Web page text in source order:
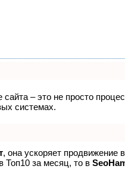
– это не просто
системах.
, она ускоряет продвижение
Топ10 за месяц, то в